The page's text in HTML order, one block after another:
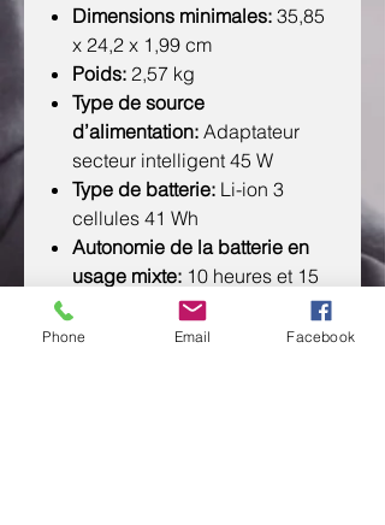
Dimensions minimales: 35,85
x 24,2 x 1,99 cm
Poids: 2,57 kg
Type de source
d’alimentation: Adaptateur
secteur intelligent 45 W
Type de batterie: Li-ion 3
cellules 41 Wh
Autonomie de la batterie en
usage mixte: 10 heures et 15
Autonomie de la batterie avec
Phone Email Facebook